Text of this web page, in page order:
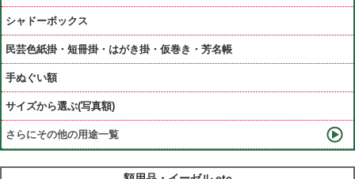
シャドーボックス
民芸色紙掛・短冊掛・はがき掛・仮巻き・芳名帳
手ぬぐい額
サイズから選ぶ(写真額)
さらにその他の用途一覧